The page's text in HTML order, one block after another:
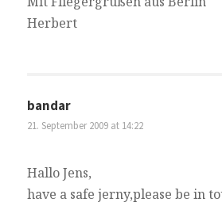
Herbert
bandar
21. September 2009 at 14:22
Hallo Jens,
have a safe jerny,please be in